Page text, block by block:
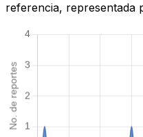
referencia, representada